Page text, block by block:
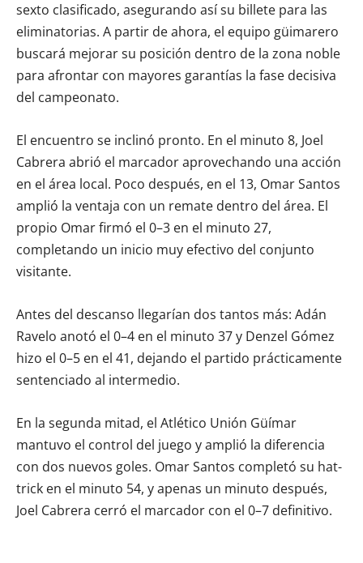
sexto clasificado, asegurando así su billete para las
eliminatorias. A partir de ahora, el equipo güimarero
buscará mejorar su posición dentro de la zona noble
para afrontar con mayores garantías la fase decisiva
del campeonato.
El encuentro se inclinó pronto. En el minuto 8, Joel
Cabrera abrió el marcador aprovechando una acción
en el área local. Poco después, en el 13, Omar Santos
amplió la ventaja con un remate dentro del área. El
propio Omar firmó el 0–3 en el minuto 27,
completando un inicio muy efectivo del conjunto
visitante.
Antes del descanso llegarían dos tantos más: Adán
Ravelo anotó el 0–4 en el minuto 37 y Denzel Gómez
hizo el 0–5 en el 41, dejando el partido prácticamente
sentenciado al intermedio.
En la segunda mitad, el Atlético Unión Güímar
mantuvo el control del juego y amplió la diferencia
con dos nuevos goles. Omar Santos completó su hat-
trick en el minuto 54, y apenas un minuto después,
Joel Cabrera cerró el marcador con el 0–7 definitivo.